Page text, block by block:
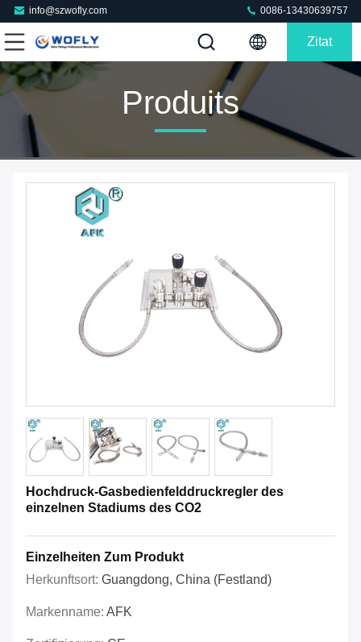
info@szwofly.com 0086-13430639757
Zitat
Produits
Hochdruck-Gasbedienfelddruckregler des
einzelnen Stadiums des CO2
Einzelheiten Zum Produkt
Herkunftsort: Guangdong, China (Festland)
Markenname: AFK